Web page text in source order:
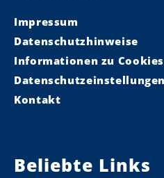
Impressum
Datenschutzhinweise
Informationen zu Cookies
Datenschutzeinstellungen
Kontakt
Beliebte Links